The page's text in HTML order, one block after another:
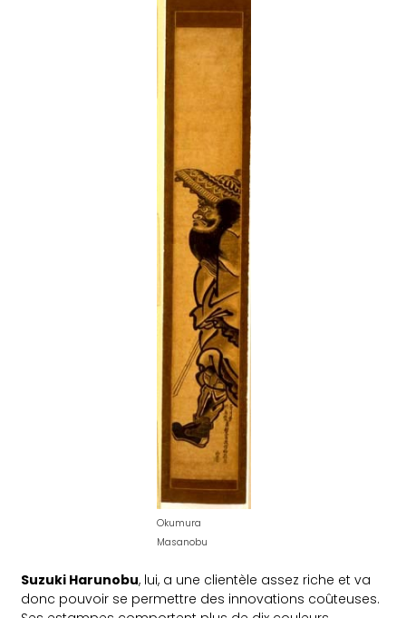
Okumura
Masanobu
Suzuki Harunobu, lui, a une clientèle assez riche et va
donc pouvoir se permettre des innovations coûteuses.